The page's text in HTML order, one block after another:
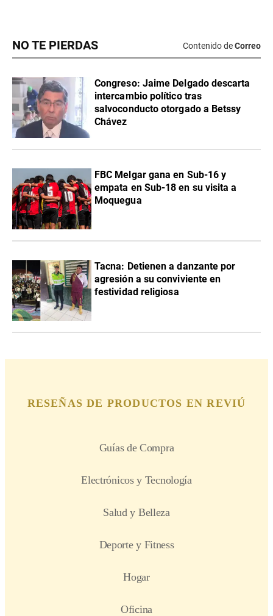
NO TE PIERDAS Contenido deCorreo
Congreso: Jaime Delgado descarta
intercambio político tras
salvoconducto otorgado a Betssy
Chávez
FBC Melgar gana en Sub-16 y
empata en Sub-18 en su visita a
Moquegua
Tacna: Detienen a danzante por
agresión a su conviviente en
festividad religiosa